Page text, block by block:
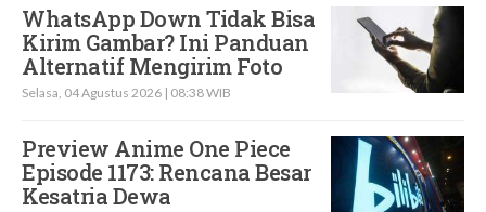
WhatsApp Down Tidak Bisa
Kirim Gambar? Ini Panduan
Alternatif Mengirim Foto
Selasa, 04 Agustus 2026 | 08:38 WIB
Preview Anime One Piece
Episode 1173: Rencana Besar
Kesatria Dewa